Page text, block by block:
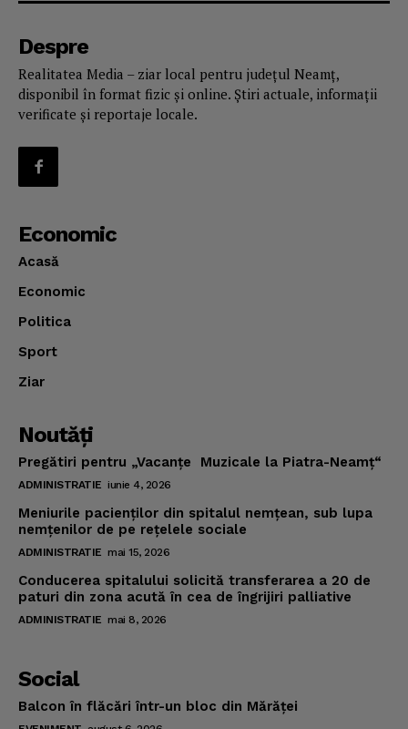
Despre
Realitatea Media – ziar local pentru județul Neamț,
disponibil în format fizic și online. Știri actuale, informații
verificate și reportaje locale.
Economic
Acasă
Economic
Politica
Sport
Ziar
Noutăţi
Pregătiri pentru „Vacanţe Muzicale la Piatra-Neamţ“
ADMINISTRATIE iunie 4, 2026
Meniurile pacienţilor din spitalul nemţean, sub lupa
nemţenilor de pe reţelele sociale
ADMINISTRATIE mai 15, 2026
Conducerea spitalului solicită transferarea a 20 de
paturi din zona acută în cea de îngrijiri palliative
ADMINISTRATIE mai 8, 2026
Social
Balcon în flăcări într-un bloc din Mărăţei